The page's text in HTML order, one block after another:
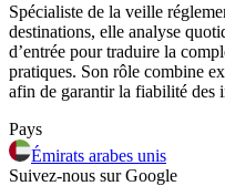
Spécialiste de la veille
destinations, elle analyse
d’entrée pour traduire la
pratiques. Son rôle combine
afin de garantir la fiabilité des
Pays
Émirats arabes unis
Suivez-nous sur Google